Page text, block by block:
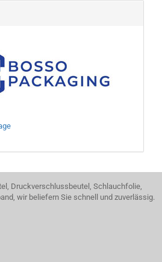
Druckverschlussbeutel, Schlauchfolie,
wir beliefern Sie schnell und zuverlässig.